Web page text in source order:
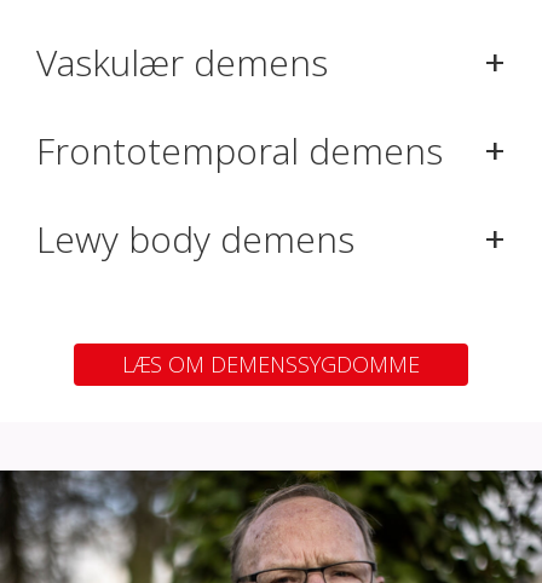
Vaskulær demens
+
Frontotemporal demens
+
Lewy body demens
+
LÆS OM DEMENSSYGDOMME